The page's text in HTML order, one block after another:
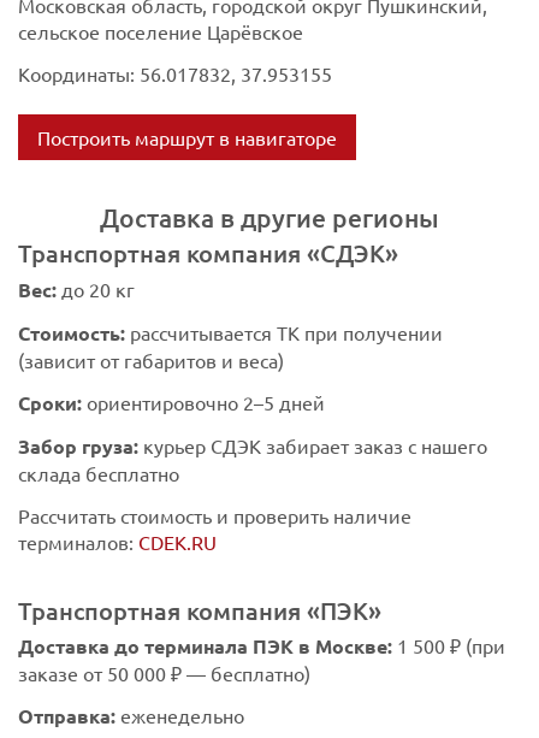
сельское поселение Царёвское
Координаты: 56.017832, 37.953155
Построить маршрут в навигаторе
Доставка в другие регионы
Транспортная компания «СДЭК»
Вес: до 20 кг
Стоимость: рассчитывается ТК при получении
(зависит от габаритов и веса)
Сроки: ориентировочно 2–5 дней
Забор груза: курьер СДЭК забирает заказ с нашего
склада бесплатно
Рассчитать стоимость и проверить наличие
терминалов: CDEK.RU
Транспортная компания «ПЭК»
Доставка до терминала ПЭК в Москве: 1 500 ₽ (при
заказе от 50 000 ₽ — бесплатно)
Отправка: еженедельно